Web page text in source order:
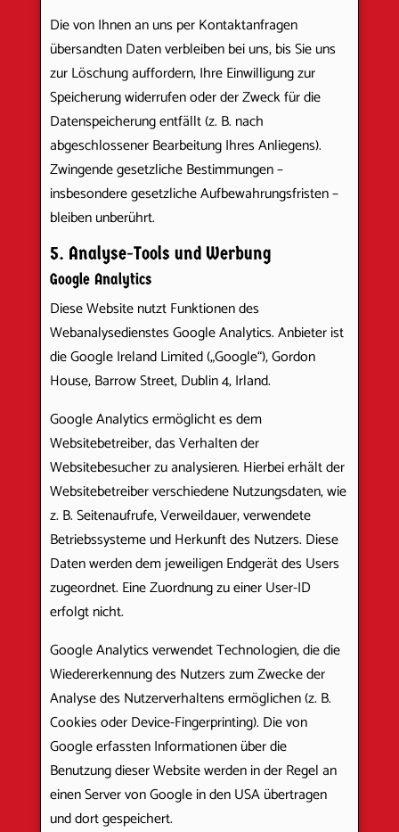
Die von Ihnen an uns per Kontaktanfragen
übersandten Daten verbleiben bei uns, bis Sie uns
zur Löschung auffordern, Ihre Einwilligung zur
Speicherung widerrufen oder der Zweck für die
Datenspeicherung entfällt (z. B. nach
abgeschlossener Bearbeitung Ihres Anliegens).
Zwingende gesetzliche Bestimmungen –
insbesondere gesetzliche Aufbewahrungsfristen –
bleiben unberührt.
5. Analyse-Tools und Werbung
Google Analytics
Diese Website nutzt Funktionen des
Webanalysedienstes Google Analytics. Anbieter ist
die Google Ireland Limited („Google“), Gordon
House, Barrow Street, Dublin 4, Irland.
Google Analytics ermöglicht es dem
Websitebetreiber, das Verhalten der
Websitebesucher zu analysieren. Hierbei erhält der
Websitebetreiber verschiedene Nutzungsdaten, wie
z. B. Seitenaufrufe, Verweildauer, verwendete
Betriebssysteme und Herkunft des Nutzers. Diese
Daten werden dem jeweiligen Endgerät des Users
zugeordnet. Eine Zuordnung zu einer User-ID
erfolgt nicht.
Google Analytics verwendet Technologien, die die
Wiedererkennung des Nutzers zum Zwecke der
Analyse des Nutzerverhaltens ermöglichen (z. B.
Cookies oder Device-Fingerprinting). Die von
Google erfassten Informationen über die
Benutzung dieser Website werden in der Regel an
einen Server von Google in den USA übertragen
und dort gespeichert.